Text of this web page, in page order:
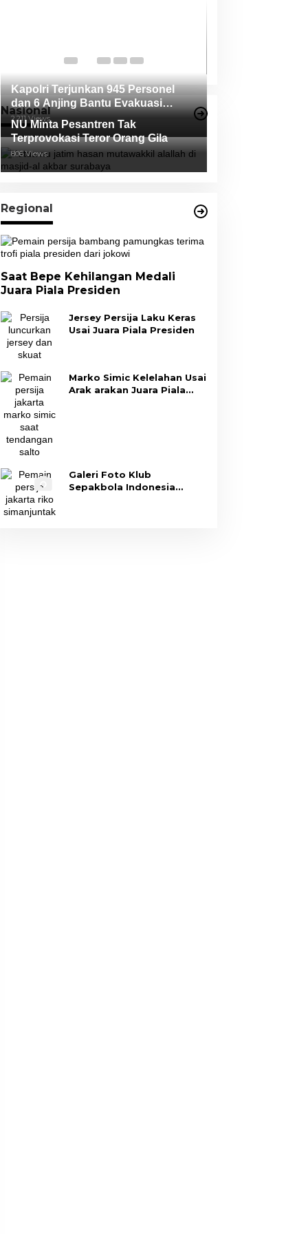
Nasional
Kapolri Terjunkan 945 Personel
dan 6 Anjing Bantu Evakuasi
Korban Erupsi Gunung Semeru
2,211 Views
NU Minta Pesantren Tak
Terprovokasi Teror Orang Gila
806 Views
Regional
Saat Bepe Kehilangan Medali
Juara Piala Presiden
Jersey Persija Laku Keras
Usai Juara Piala Presiden
Marko Simic Kelelahan Usai
Arak arakan Juara Piala
Galeri Foto Klub
Sepakbola Indonesia